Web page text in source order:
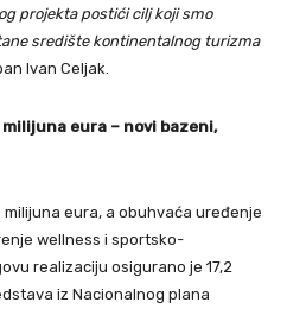
projekta postići cilj koji smo
središte kontinentalnog turizma
Ivan Celjak.
eura – novi bazeni,
eura, a obuhvaća uređenje
wellness i sportsko-
realizaciju osigurano je 17,2
iz Nacionalnog plana